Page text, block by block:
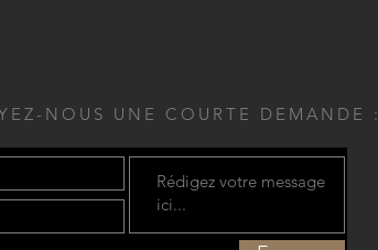
NOUS UNE COURTE DEMANDE :